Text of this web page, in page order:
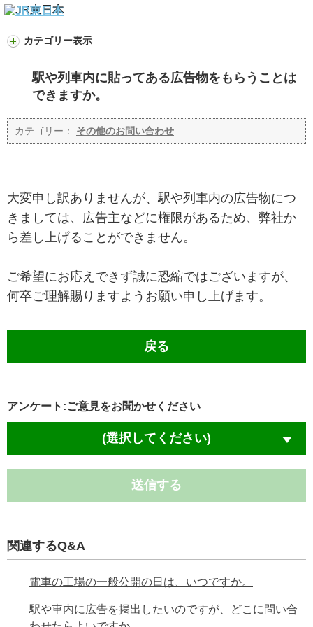
カテゴリー表示
駅や列車内に貼ってある広告物をもらうことは
できますか。
カテゴリー： その他のお問い合わせ
大変申し訳ありませんが、駅や列車内の広告物につ
きましては、広告主などに権限があるため、弊社か
ら差し上げることができません。
ご希望にお応えできず誠に恐縮ではございますが、
何卒ご理解賜りますようお願い申し上げます。
戻る
アンケート:ご意見をお聞かせください
(選択してください)
送信する
関連するQ&A
電車の工場の一般公開の日は、いつですか。
駅や車内に広告を掲出したいのですが、どこに問い合